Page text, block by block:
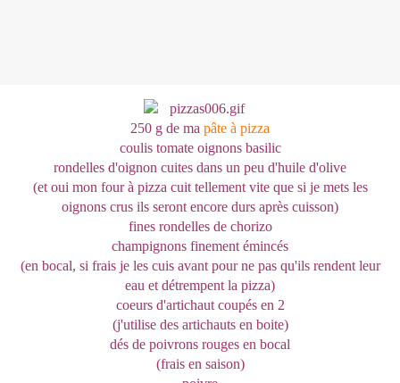
250 g de ma pâte à pizza
coulis tomate oignons basilic
rondelles d'oignon cuites dans un peu d'huile d'olive
(et oui mon four à pizza cuit tellement vite que si je mets les
oignons crus ils seront encore durs après cuisson)
fines rondelles de chorizo
champignons finement émincés
(en bocal, si frais je les cuis avant pour ne pas qu'ils rendent leur
eau et détrempent la pizza)
coeurs d'artichaut coupés en 2
(j'utilise des artichauts en boite)
dés de poivrons rouges en bocal
(frais en saison)